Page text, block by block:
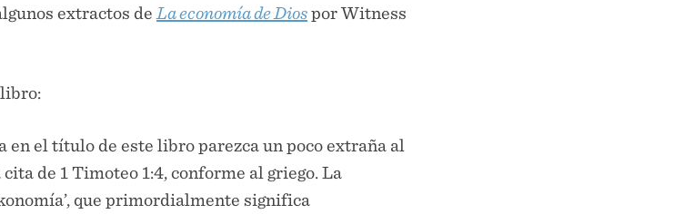
extractos de La economía de Diospor Witness
en el título de este libro parezca un poco extraña al
de 1 Timoteo 1:4, conforme al griego. La
que primordialmente significa